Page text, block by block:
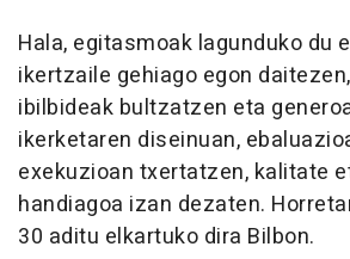
Hala, egitasmoak lagunduko du
ikertzaile gehiago egon
ibilbideak bultzatzen eta
ikerketaren diseinuan,
exekuzioan txertatzen, kalitate
handiagoa izan dezaten.
30 aditu elkartuko dira Bilbon.